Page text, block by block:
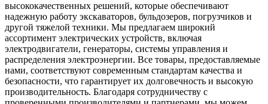
высококачественных решений, которые обеспечивают
надежную работу экскаваторов, бульдозеров, погрузчиков и
другой тяжелой техники. Мы предлагаем широкий
ассортимент электрических устройств, включая
электродвигатели, генераторы, системы управления и
распределения электроэнергии. Все товары, предоставляемые
нами, соответствуют современным стандартам качества и
безопасности, что гарантирует их долговечность и высокую
производительность. Благодаря сотрудничеству с